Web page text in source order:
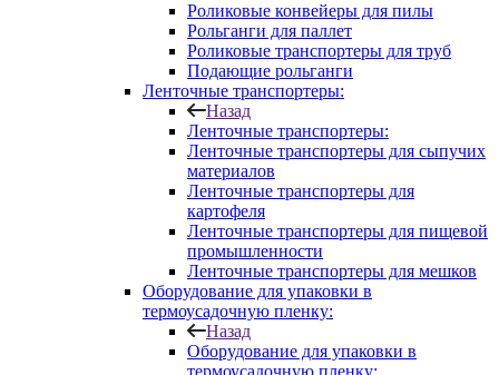
Роликовые конвейеры для пилы
Рольганги для паллет
Роликовые транспортеры для труб
Подающие рольганги
Ленточные транспортеры:
Назад
Ленточные транспортеры:
Ленточные транспортеры для сыпучих
материалов
Ленточные транспортеры для
картофеля
Ленточные транспортеры для пищевой
промышленности
Ленточные транспортеры для мешков
Оборудование для упаковки в
термоусадочную пленку:
Назад
Оборудование для упаковки в
термоусадочную пленку: